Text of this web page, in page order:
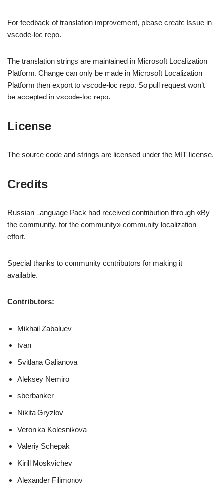
For feedback of translation improvement, please create Issue in
vscode-loc repo.
The translation strings are maintained in Microsoft Localization
Platform. Change can only be made in Microsoft Localization
Platform then export to vscode-loc repo. So pull request won’t
be accepted in vscode-loc repo.
License
The source code and strings are licensed under the MIT license.
Credits
Russian Language Pack had received contribution through «By
the community, for the community» community localization
effort.
Special thanks to community contributors for making it
available.
Contributors:
Mikhail Zabaluev
Ivan
Svitlana Galianova
Aleksey Nemiro
sberbanker
Nikita Gryzlov
Veronika Kolesnikova
Valeriy Schepak
Kirill Moskvichev
Alexander Filimonov